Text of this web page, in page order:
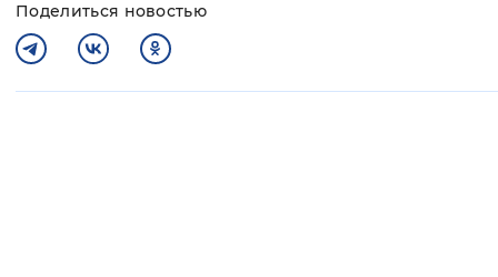
Поделиться новостью